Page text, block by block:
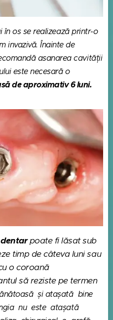
os se realizează printr-o
invazivă. Înainte de
asanarea cavității
este necesară o
de aproximativ 6 luni.
poate fi lăsat sub
timp de câteva luni sau
o coroană
să reziste pe termen
și atașată bine
nu este atașată